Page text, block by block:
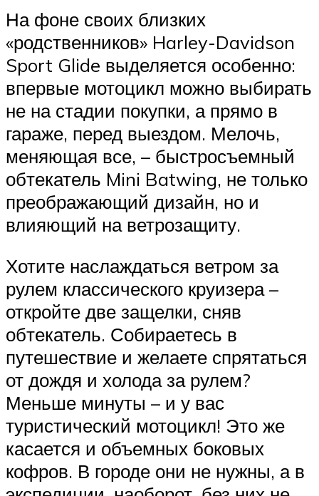
На фоне своих близких
«родственников» Harley-Davidson
Sport Glide выделяется особенно:
впервые мотоцикл можно выбирать
не на стадии покупки, а прямо в
гараже, перед выездом. Мелочь,
меняющая все, – быстросъемный
обтекатель Mini Batwing, не только
преображающий дизайн, но и
влияющий на ветрозащиту.
Хотите наслаждаться ветром за
рулем классического круизера –
откройте две защелки, сняв
обтекатель. Собираетесь в
путешествие и желаете спрятаться
от дождя и холода за рулем?
Меньше минуты – и у вас
туристический мотоцикл! Это же
касается и объемных боковых
кофров. В городе они не нужны, а в